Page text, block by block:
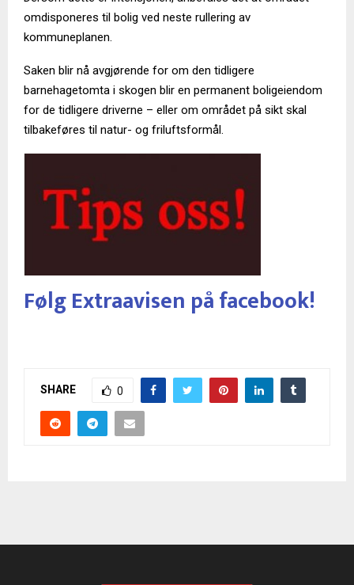
omdisponeres til bolig ved neste rullering av
kommuneplanen.
Saken blir nå avgjørende for om den tidligere
barnehagetomta i skogen blir en permanent boligeiendom
for de tidligere driverne – eller om området på sikt skal
tilbakeføres til natur- og friluftsformål.
Følg Extraavisen på facebook!
SHARE 0